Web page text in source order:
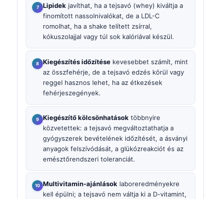
Lipidek javíthat, ha a tejsavó (whey) kiváltja a
finomított nassolnivalókat, de a LDL-C
romolhat, ha a shake telített zsírral,
kókuszolajjal vagy túl sok kalóriával készül.
Kiegészítés időzítése kevesebbet számít, mint
az összfehérje, de a tejsavó edzés körül vagy
reggel hasznos lehet, ha az étkezések
fehérjeszegények.
Kiegészítő kölcsönhatások többnyire
közvetettek: a tejsavó megváltoztathatja a
gyógyszerek bevételének időzítését, a ásványi
anyagok felszívódását, a glükózreakciót és az
emésztőrendszeri toleranciát.
Multivitamin-ajánlások laboreredményekre
kell épülni; a tejsavó nem váltja ki a D-vitamint,